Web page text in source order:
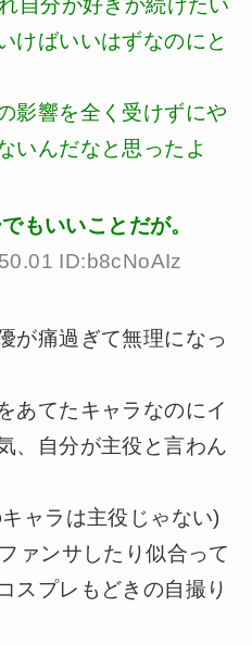
自分が好きか続けたい
けばいいはずなのにと
影響を全く受けずにや
いんだなと思ったよ
もいいことだが。
ID:b8cNoAIz
が痛過ぎて無理になっ
あてたキャラなのにイ
、自分が主役と言わん
ャラは主役じゃない)
ァンサしたり似合って
スプレもどきの自撮り